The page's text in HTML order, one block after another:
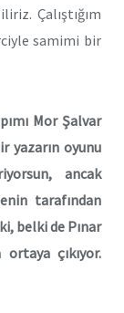
Çalıştığım
samimi bir
Mor Şalvar
yazarın oyunu
ancak
tarafından
belki de Pınar
ortaya çıkıyor.